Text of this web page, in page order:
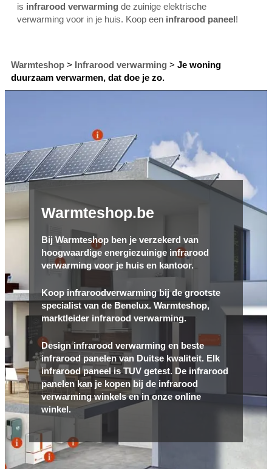
is infrarood verwarming de zuinige elektrische
verwarming voor in je huis. Koop een infrarood paneel!
Warmteshop > Infrarood verwarming > Je woning
duurzaam verwarmen, dat doe je zo.
Warmteshop.be
Bij Warmteshop ben je verzekerd van
hoogwaardige energiezuinige infrarood
verwarming voor je huis en kantoor.
Koop infraroodverwarming bij de grootste
specialist van de Benelux. Warmteshop,
marktleider infrarood verwarming.
Design infrarood verwarming en beste
infrarood panelen van Duitse kwaliteit. Elk
infrarood paneel is TUV getest. De infrarood
panelen kan je kopen bij de infrarood
verwarming winkels en in onze online
winkel.